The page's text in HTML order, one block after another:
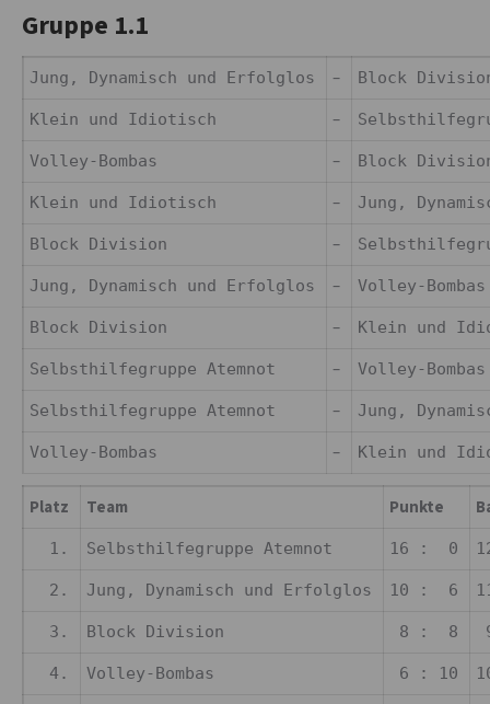
Gruppe 1.1
Jung, Dynamisch und Erfolglos – Block
Klein und Idiotisch –
Volley-Bombas – Block
Klein und Idiotisch – Jung,
Block Division –
Jung, Dynamisch und Erfolglos – Volley-
Block Division – Klein und
Selbsthilfegruppe Atemnot – Volley-
Selbsthilfegruppe Atemnot – Jung,
Volley-Bombas – Klein und
Platz Team Punkte
1. Selbsthilfegruppe Atemnot 16 : 0
2. Jung, Dynamisch und Erfolglos 10 : 6
3. Block Division 8 : 8
4. Volley-Bombas 6 : 10